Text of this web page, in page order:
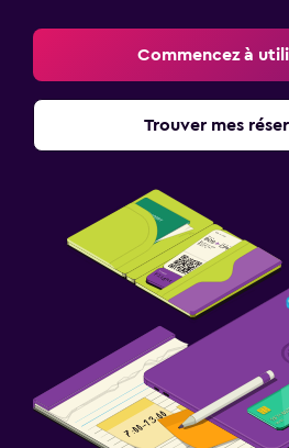
Commencez à
Trouver mes